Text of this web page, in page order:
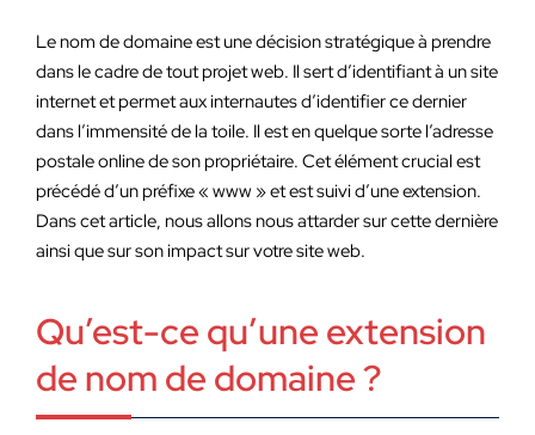
Le nom de domaine est une décision stratégique à prendre
dans le cadre de tout projet web. Il sert d’identifiant à un site
internet et permet aux internautes d’identifier ce dernier
dans l’immensité de la toile. Il est en quelque sorte l’adresse
postale online de son propriétaire. Cet élément crucial est
précédé d’un préfixe « www » et est suivi d’une extension.
Dans cet article, nous allons nous attarder sur cette dernière
ainsi que sur son impact sur votre site web.
Qu’est-ce qu’une extension
de nom de domaine ?